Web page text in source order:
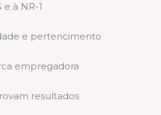
e à NR-1
e pertencimento
empregadora
resultados